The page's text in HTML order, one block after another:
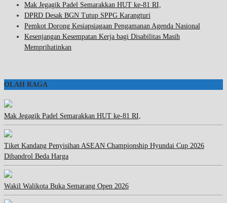
Mak Jegagik Padel Semarakkan HUT ke-81 RI,
DPRD Desak BGN Tutup SPPG Karangturi
Pemkot Dorong Kesiapsiagaan Pengamanan Agenda Nasional
Kesenjangan Kesempatan Kerja bagi Disabilitas Masih
Memprihatinkan
OLAH RAGA
Mak Jegagik Padel Semarakkan HUT ke-81 RI,
Tiket Kandang Penyisihan ASEAN Championship Hyundai Cup 2026
Dibandrol Beda Harga
Wakil Walikota Buka Semarang Open 2026